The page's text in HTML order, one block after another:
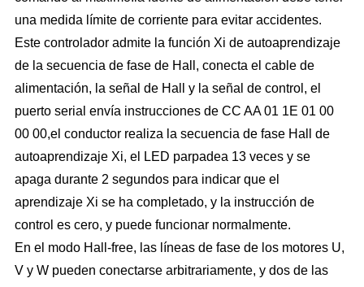
una medida límite de corriente para evitar accidentes.
Este controlador admite la función Xi de autoaprendizaje
de la secuencia de fase de Hall, conecta el cable de
alimentación, la señal de Hall y la señal de control, el
puerto serial envía instrucciones de CC AA 01 1E 01 00
00 00,el conductor realiza la secuencia de fase Hall de
autoaprendizaje Xi, el LED parpadea 13 veces y se
apaga durante 2 segundos para indicar que el
aprendizaje Xi se ha completado, y la instrucción de
control es cero, y puede funcionar normalmente.
En el modo Hall-free, las líneas de fase de los motores U,
V y W pueden conectarse arbitrariamente, y dos de las